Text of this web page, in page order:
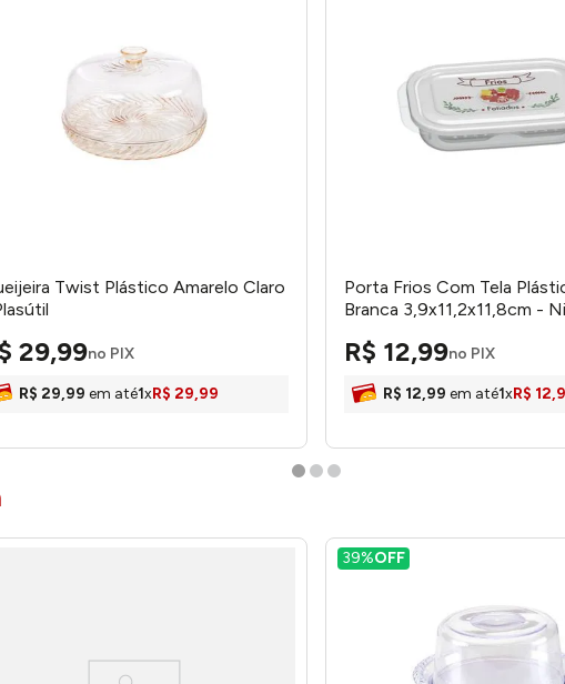
Twist Plástico Amarelo Claro
29,99no PIX
R$ 29,99 em até1xR$ 29,99
Porta Frios Com Tela
Branca 3,9x11,2x11,8cm -
R$ 12,99no PIX
R$ 12,99 em até1xR$ 12,
39%OFF